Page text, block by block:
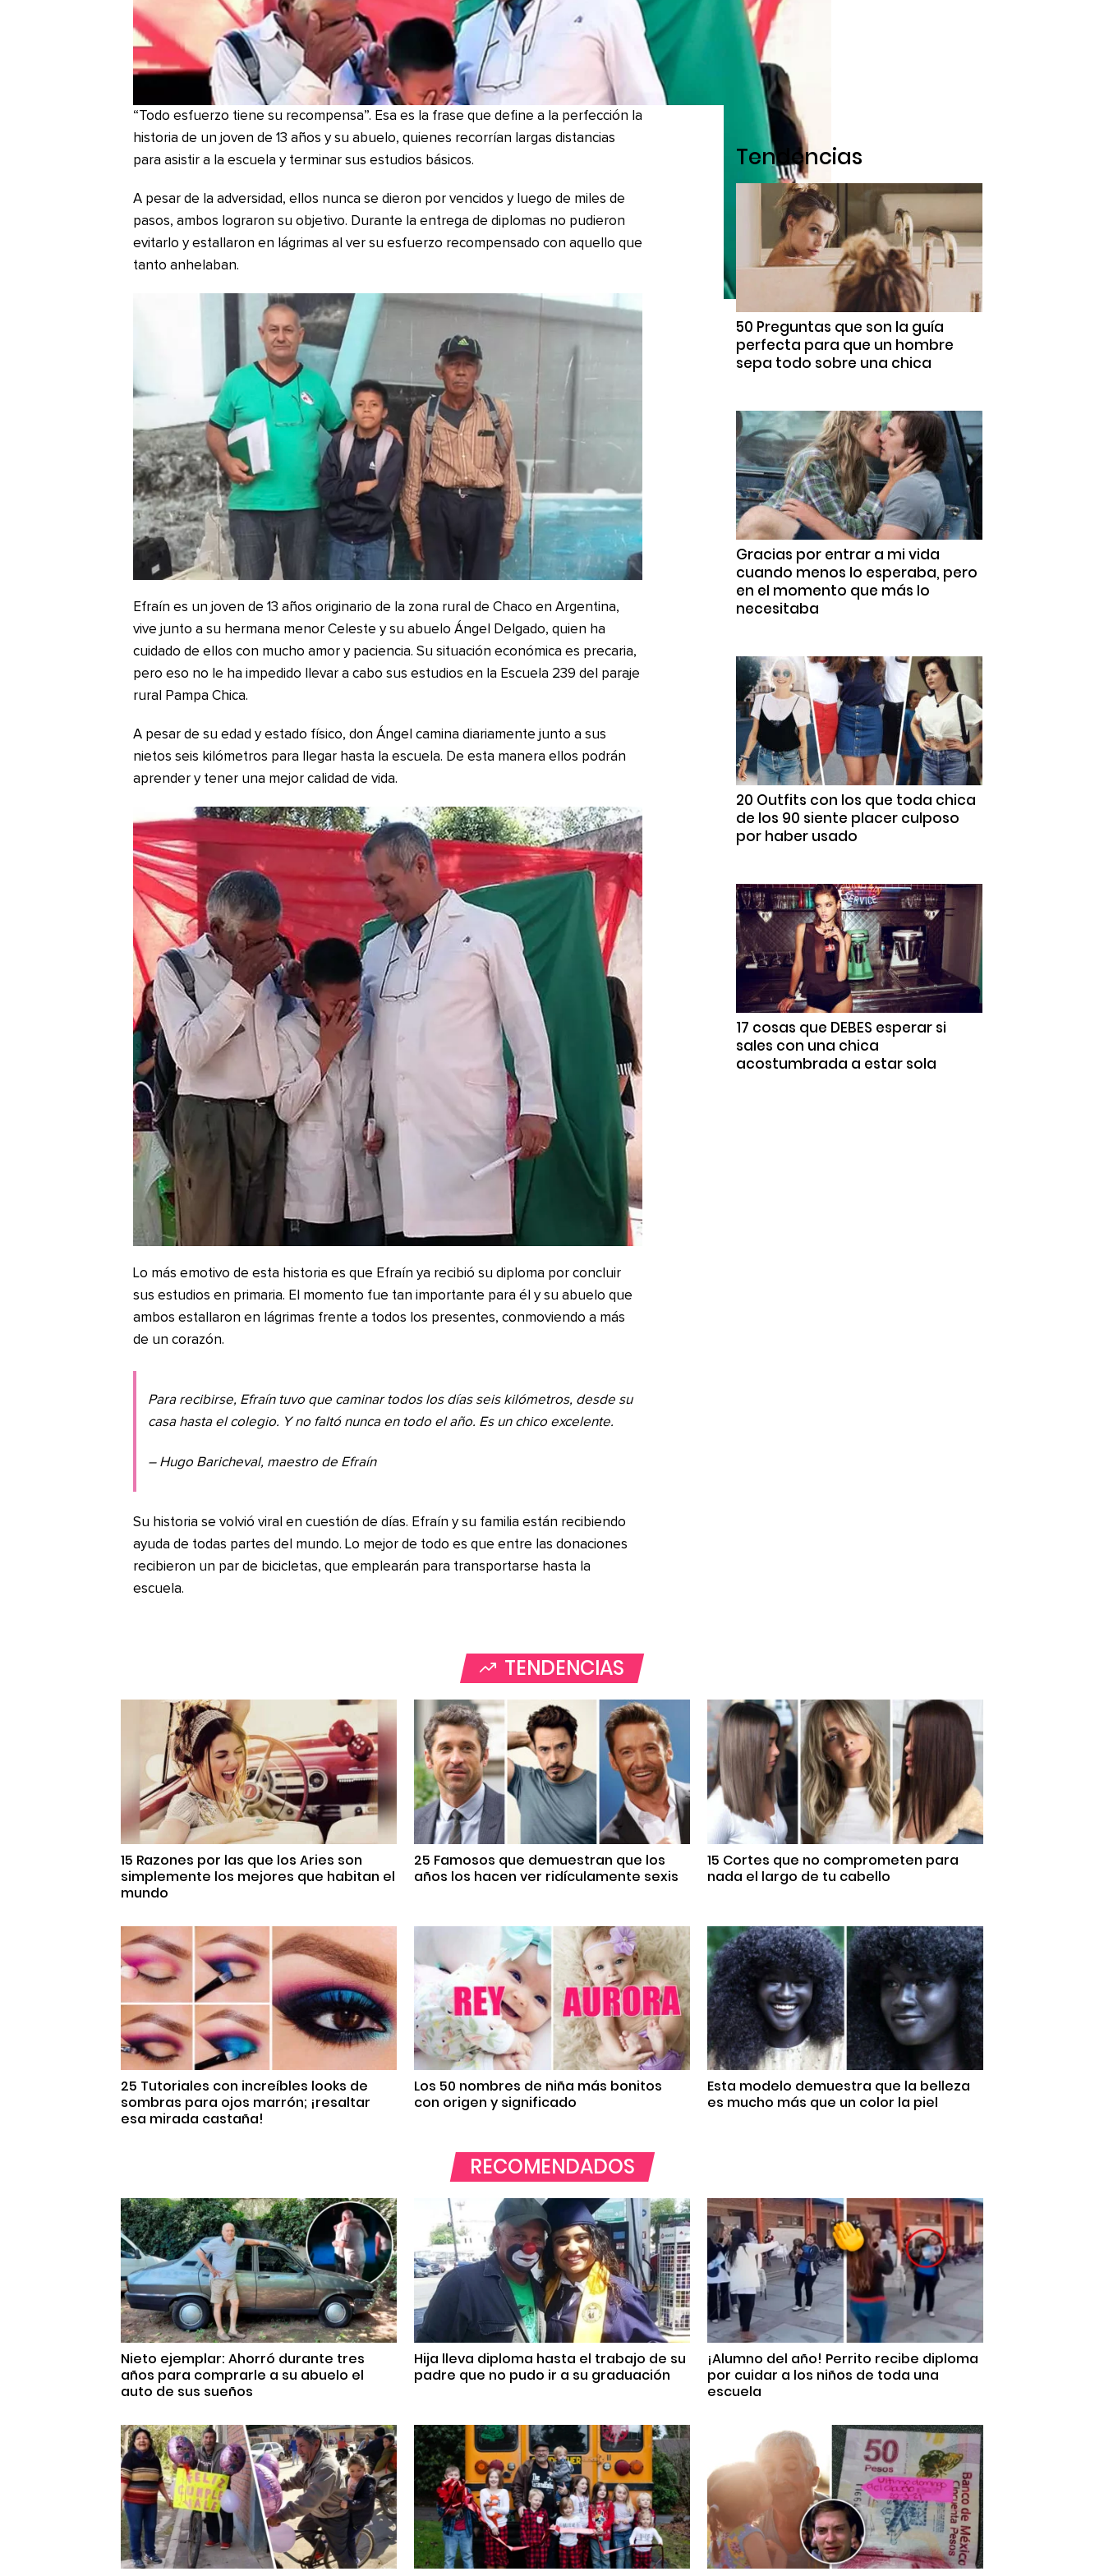
“Todo esfuerzo tiene su recompensa”. Esa es la frase que define a la perfección la
historia de un joven de 13 años y su abuelo, quienes recorrían largas distancias
para asistir a la escuela y terminar sus estudios básicos.
A pesar de la adversidad, ellos nunca se dieron por vencidos y luego de miles de
pasos, ambos lograron su objetivo. Durante la entrega de diplomas no pudieron
evitarlo y estallaron en lágrimas al ver su esfuerzo recompensado con aquello que
tanto anhelaban.
Efraín es un joven de 13 años originario de la zona rural de Chaco en Argentina,
vive junto a su hermana menor Celeste y su abuelo Ángel Delgado, quien ha
cuidado de ellos con mucho amor y paciencia. Su situación económica es precaria,
pero eso no le ha impedido llevar a cabo sus estudios en la Escuela 239 del paraje
rural Pampa Chica.
A pesar de su edad y estado físico, don Ángel camina diariamente junto a sus
nietos seis kilómetros para llegar hasta la escuela. De esta manera ellos podrán
aprender y tener una mejor calidad de vida.
Lo más emotivo de esta historia es que Efraín ya recibió su diploma por concluir
sus estudios en primaria. El momento fue tan importante para él y su abuelo que
ambos estallaron en lágrimas frente a todos los presentes, conmoviendo a más
de un corazón.
Para recibirse, Efraín tuvo que caminar todos los días seis kilómetros, desde su
casa hasta el colegio. Y no faltó nunca en todo el año. Es un chico excelente.
– Hugo Baricheval, maestro de Efraín
Su historia se volvió viral en cuestión de días. Efraín y su familia están recibiendo
ayuda de todas partes del mundo. Lo mejor de todo es que entre las donaciones
recibieron un par de bicicletas, que emplearán para transportarse hasta la
escuela.
Tendencias
50 Preguntas que son la guía
perfecta para que un hombre
sepa todo sobre una chica
Gracias por entrar a mi vida
cuando menos lo esperaba, pero
en el momento que más lo
necesitaba
20 Outfits con los que toda chica
de los 90 siente placer culposo
por haber usado
17 cosas que DEBES esperar si
sales con una chica
acostumbrada a estar sola
TENDENCIAS
15 Razones por las que los Aries son
simplemente los mejores que habitan el
mundo
25 Famosos que demuestran que los
años los hacen ver ridículamente sexis
15 Cortes que no comprometen para
nada el largo de tu cabello
25 Tutoriales con increíbles looks de
sombras para ojos marrón; ¡resaltar
esa mirada castaña!
Los 50 nombres de niña más bonitos
con origen y significado
Esta modelo demuestra que la belleza
es mucho más que un color la piel
RECOMENDADOS
Nieto ejemplar: Ahorró durante tres
años para comprarle a su abuelo el
auto de sus sueños
Hija lleva diploma hasta el trabajo de su
padre que no pudo ir a su graduación
¡Alumno del año! Perrito recibe diploma
por cuidar a los niños de toda una
escuela